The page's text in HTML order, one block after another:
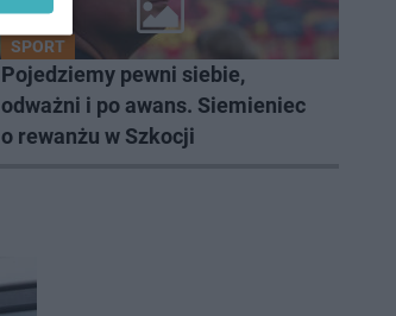
SPORT
Pojedziemy pewni siebie,
odważni i po awans. Siemieniec
o rewanżu w Szkocji